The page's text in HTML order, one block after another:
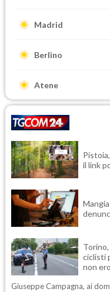
Madrid
Berlino
Atene
il link
ciclisti
non
Giuseppe Campagna, ai